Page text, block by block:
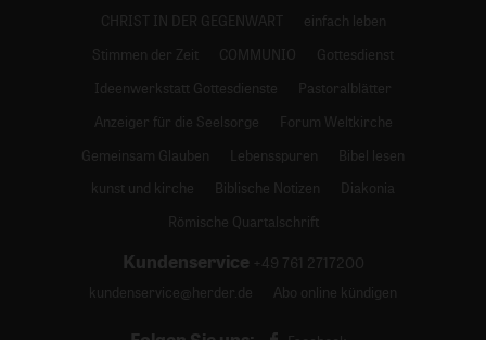
CHRIST IN DER GEGENWART
einfach leben
Stimmen der Zeit
COMMUNIO
Gottesdienst
Ideenwerkstatt Gottesdienste
Pastoralblätter
Anzeiger für die Seelsorge
Forum Weltkirche
Gemeinsam Glauben
Lebensspuren
Bibel lesen
kunst und kirche
Biblische Notizen
Diakonia
Römische Quartalschrift
Kundenservice +49 761 2717200
kundenservice@herder.de
Abo online kündigen